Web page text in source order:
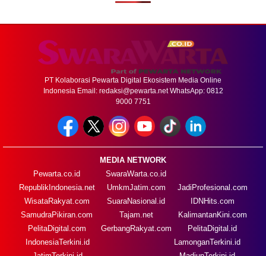
PT Kolaborasi Pewarta Digital Ekosistem Media Online
Indonesia Email: redaksi@pewarta.netWhatsApp: 0812
9000 7751
MEDIA NETWORK
Pewarta.co.id
RepublikIndonesia.net
WisataRakyat.com
SamudraPikiran.com
PelitaDigital.com
SwaraWarta.co.id
UmkmJatim.com
SuaraNasional.id
Tajam.net
GerbangRakyat.com
JadiProfesional.com
IDNHits.com
KalimantanKini.com
PelitaDigital.id
IndonesiaTerkini.id
LamonganTerkini.id